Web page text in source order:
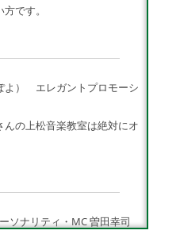
です。
） エレガントプロモーシ
んの上松音楽教室は絶対にオ
ソナリティ・MC 曽田幸司